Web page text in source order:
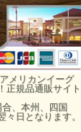
メリカンイーグ
正規品通販サイト
、本州、四国
日となります。